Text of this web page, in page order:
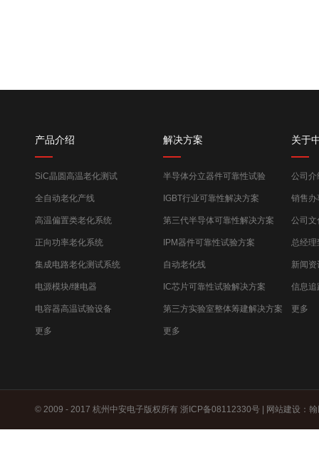
产品介绍
SiC晶圆高温老化测试
全自动老化产线
高温偏置类老化系统
正向功率老化系统
集成电路老化测试系统
电源模块/继电器
电容器高温试验设备
更多
解决方案
半导体分立器件可靠性试验
IGBT行业可靠性解决方案
第三代半导体可靠性解决方案
IPM器件可靠性试验方案
自动老化线
IC芯片可靠性试验解决方案
第三方实验室整体筹建解决方案
更多
关于
公司介
销售办
公司文
总经理
新闻资
信息追
更多
© 2009 - 2017 杭州中安电子版权所有 浙ICP备08112330号 网站建设 ：